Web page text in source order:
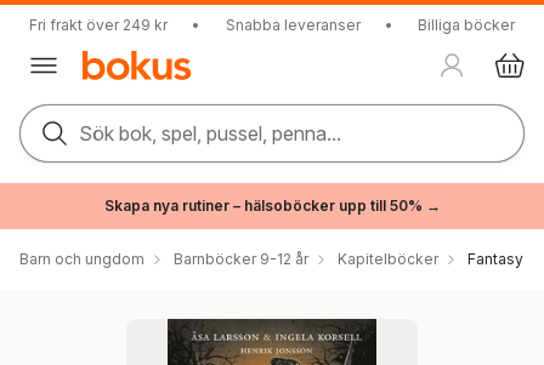
Fri frakt över 249 kr • Snabba leveranser • Billiga böcker
Sök bok, spel, pussel, penna...
Skapa nya rutiner – hälsoböcker upp till 50% →
Barn och ungdom Barnböcker 9-12 år Kapitelböcker Fantasy